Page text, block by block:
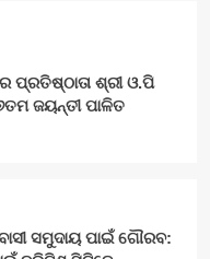
ଶ୍ରୀ ଓ.ପି
ଜୟନ୍ତୀ ପାଳିତ
ସମୁଦାୟ ପାଇଁ ଗୌରବ: